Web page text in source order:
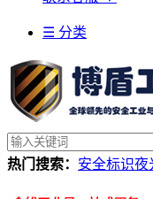
☰ 分类
热门搜索： 安全标识夜